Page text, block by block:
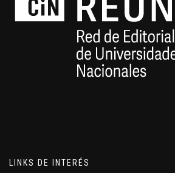
LINKS DE INTERÉS